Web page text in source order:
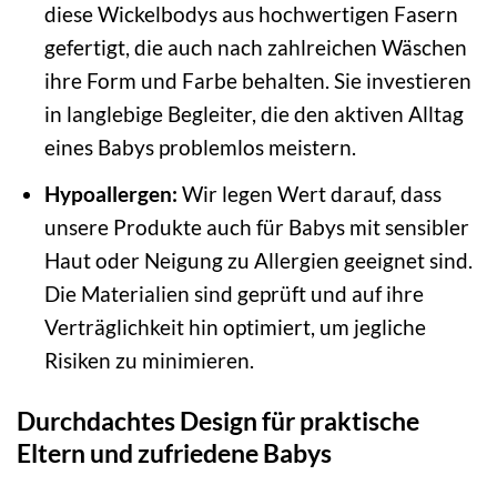
diese Wickelbodys aus hochwertigen Fasern
gefertigt, die auch nach zahlreichen Wäschen
ihre Form und Farbe behalten. Sie investieren
in langlebige Begleiter, die den aktiven Alltag
eines Babys problemlos meistern.
Hypoallergen: Wir legen Wert darauf, dass
unsere Produkte auch für Babys mit sensibler
Haut oder Neigung zu Allergien geeignet sind.
Die Materialien sind geprüft und auf ihre
Verträglichkeit hin optimiert, um jegliche
Risiken zu minimieren.
Durchdachtes Design für praktische
Eltern und zufriedene Babys